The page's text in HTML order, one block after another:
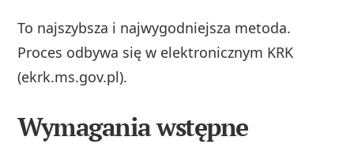
To najszybsza i najwygodniejsza metoda.
Proces odbywa się w elektronicznym KRK
(ekrk.ms.gov.pl).
Wymagania wstępne